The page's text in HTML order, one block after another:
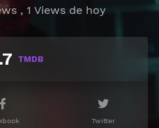
, 1 Views de hoy
TMDB
Twitter